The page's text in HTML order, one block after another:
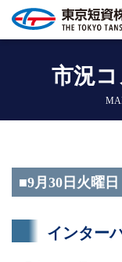
市況
■9月30日火曜
インター